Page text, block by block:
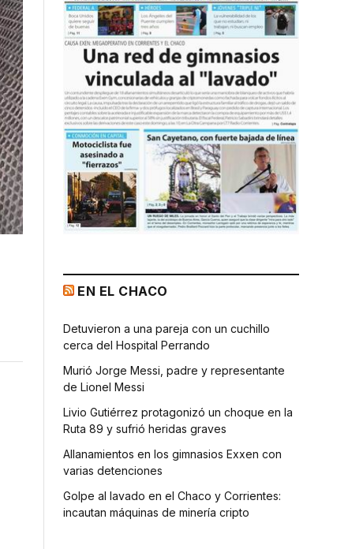
EN EL CHACO
Detuvieron a una pareja con un cuchillo
cerca del Hospital Perrando
Murió Jorge Messi, padre y representante
de Lionel Messi
Livio Gutiérrez protagonizó un choque en la
Ruta 89 y sufrió heridas graves
Allanamientos en los gimnasios Exxen con
varias detenciones
Golpe al lavado en el Chaco y Corrientes:
incautan máquinas de minería cripto